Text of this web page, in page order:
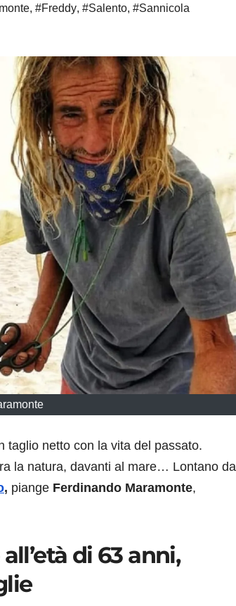
, #Freddy, #Salento, #Sannicola
taglio netto con la vita del passato.
la natura, davanti al mare… Lontano da
, piange Ferdinando Maramonte,
di 63 anni,